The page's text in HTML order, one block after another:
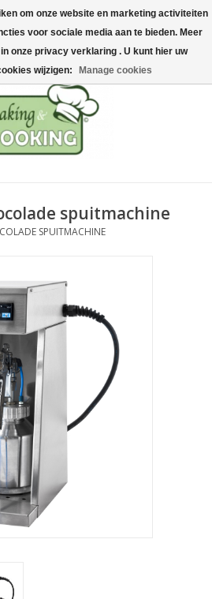
spuitmachine
SPUITMACHINE
om onze website en marketing activiteiten
voor sociale media aan te bieden. Meer
onze privacy verklaring . U kunt hier uw
wijzigen:
Manage cookies